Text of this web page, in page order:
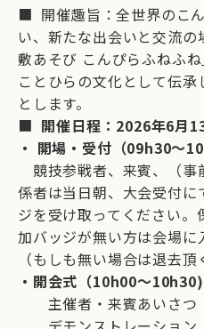
■ 開催趣旨：全世界のこ
い、新たな出会いと交流
敷あそび こんぴらふねふ
ことひらの文化として伝
とします。
■ 開催日程：2026年6月
・ 開場・受付（09h30～
競技参戦者、来賓、（事
係者は当日朝、大会受付に
ジを受け取ってください
加バッジが無い方は会場
（もしも無い場合は退去頂
・開会式（10h00～10h30)
主催者・来賓あいさつ